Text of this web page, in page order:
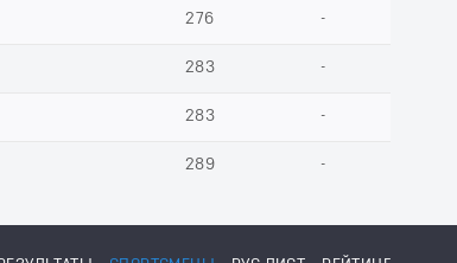
276 -
283 -
283 -
289 -